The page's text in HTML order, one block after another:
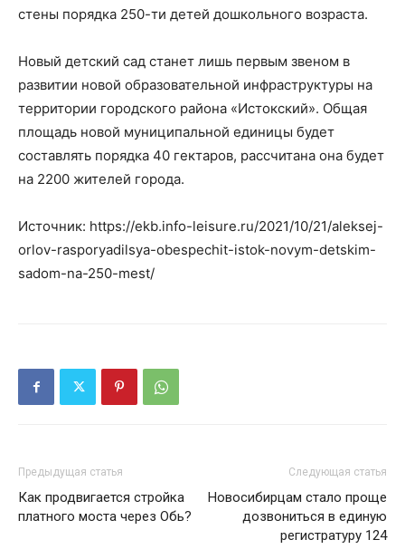
стены порядка 250-ти детей дошкольного возраста.
Новый детский сад станет лишь первым звеном в
развитии новой образовательной инфраструктуры на
территории городского района «Истокский». Общая
площадь новой муниципальной единицы будет
составлять порядка 40 гектаров, рассчитана она будет
на 2200 жителей города.
Источник: https://ekb.info-leisure.ru/2021/10/21/aleksej-
orlov-rasporyadilsya-obespechit-istok-novym-detskim-
sadom-na-250-mest/
Предыдущая статья
Как продвигается стройка
платного моста через Обь?
Следующая статья
Новосибирцам стало проще
дозвониться в единую
регистратуру 124